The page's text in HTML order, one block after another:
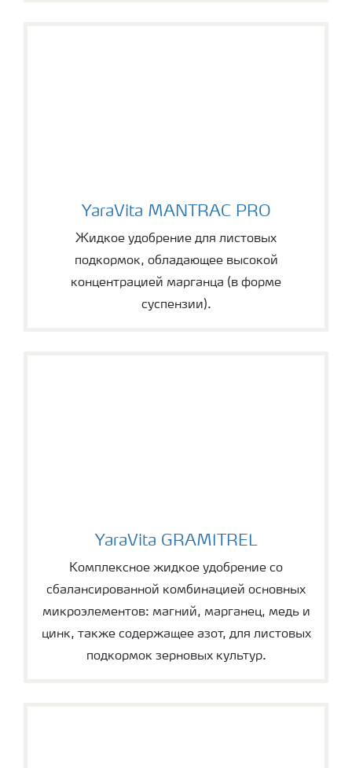
YaraVita MANTRAC PRO
YaraVita MANTRAC PRO
Жидкое удобрение для листовых
подкормок, обладающее высокой
концентрацией марганца (в форме
суспензии).
YaraVita GRAMITREL
YaraVita GRAMITREL
Комплексное жидкое удобрение со
сбалансированной комбинацией основных
микроэлементов: магний, марганец, медь и
цинк, также содержащее азот, для листовых
подкормок зерновых культур.